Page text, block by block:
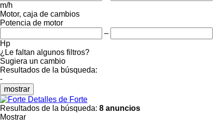
m/h
Motor, caja de cambios
Potencia de motor
–
Hp
¿Le faltan algunos filtros?
Sugiera un cambio
Resultados de la búsqueda:
-
mostrar
Detalles de Forte
Resultados de la búsqueda: 8 anuncios
Mostrar